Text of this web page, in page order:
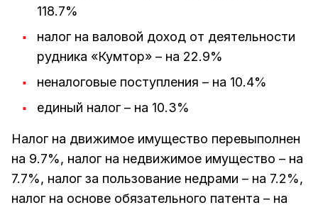
118.7%
налог на валовой доход от деятельности
рудника «Кумтор» – на 22.9%
неналоговые поступления – на 10.4%
единый налог – на 10.3%
Налог на движимое имущество перевыполнен
на 9.7%, налог на недвижимое имущество – на
7.7%, налог за пользование недрами – на 7.2%,
налог на основе обязательного патента – на